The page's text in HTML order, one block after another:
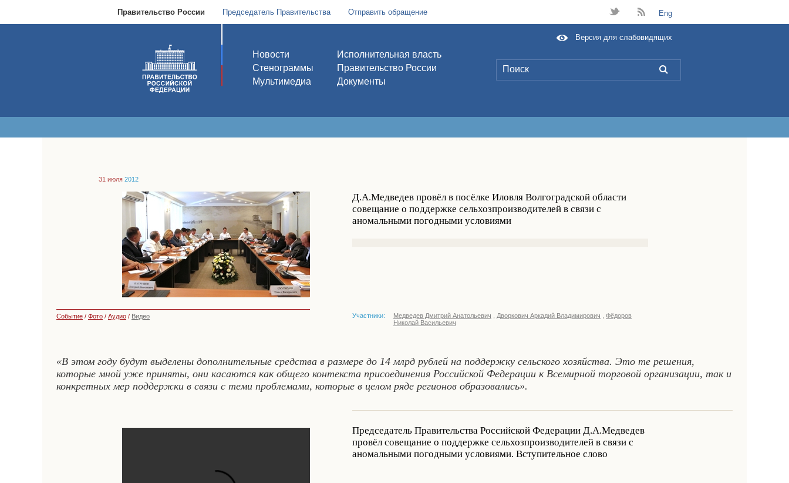
Правительство России Председатель Правительства Отправить обращение t B Eng
Новости
Стенограммы
Мультимедиа
Исполнительная власть
Правительство России
Документы
L
Версия для слабовидящих
31 июля 2012
Д.А.Медведев провёл в посёлке Иловля Волгоградской области
совещание о поддержке сельхозпроизводителей в связи с
аномальными погодными условиями
Событие / Фото / Аудио / Видео Участники: Медведев Дмитрий Анатольевич Дворкович Аркадий Владимирович
Фёдоров
Николай Васильевич
«В этом году будут выделены дополнительные средства в размере до 14 млрд рублей на поддержку сельского хозяйства. Это те решения,
которые мной уже приняты, они касаются как общего контекста присоединения Российской Федерации к Всемирной торговой организации, так и
конкретных мер поддержки в связи с теми проблемами, которые в целом ряде регионов образовались».
Председатель Правительства Российской Федерации Д.А.Медведев
провёл совещание о поддержке сельхозпроизводителей в связи с
аномальными погодными условиями. Вступительное слово